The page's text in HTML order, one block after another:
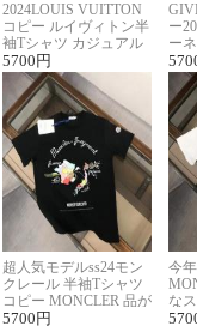
2024LOUIS VUITTON
コピー ルイヴィトン半
袖Tシャツ カジュアル
に馴染む 2色展開
5700 円
ー
ー
ー
超人気モデルss24モン
クレール 半袖Tシャツ
コピー MONCLER 品が
良く見た目
5700 円
今
な
ル